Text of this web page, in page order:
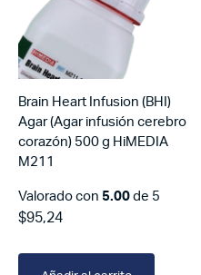
Brain Heart Infusion (BHI)
Agar (Agar infusión cerebro
corazón) 500 g HiMEDIA
M211
Valorado con 5.00 de 5
$95,24